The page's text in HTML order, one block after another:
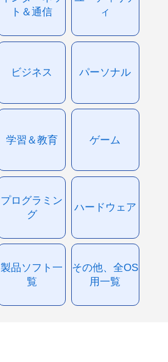
ト＆通信
ィ
ビジネス パーソナル
学習＆教育 ゲーム
プログラミン
グ
ハードウェア
製品ソフト一
覧
その他、全OS
用一覧